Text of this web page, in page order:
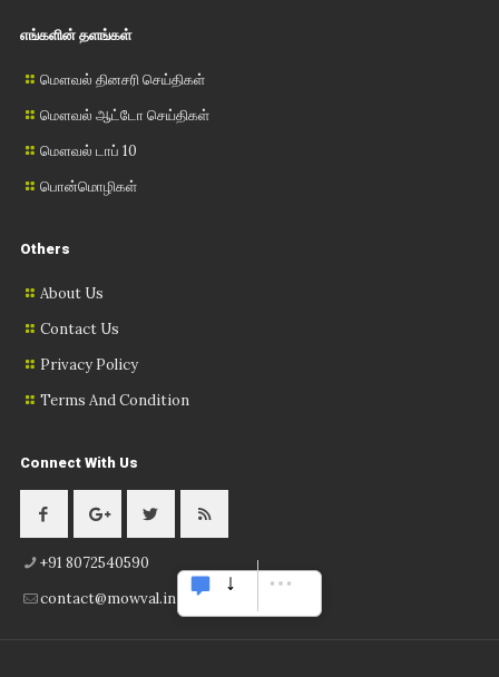
எங்களின் தளங்கள்
மௌவல் தினசரி செய்திகள்
மௌவல் ஆட்டோ செய்திகள்
மௌவல் டாப் 10
பொன்மொழிகள்
Others
About Us
Contact Us
Privacy Policy
Terms And Condition
Connect With Us
+91 8072540590
contact@mowval.in